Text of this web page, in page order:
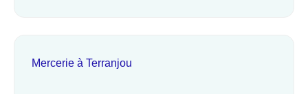
Mercerie à Terranjou